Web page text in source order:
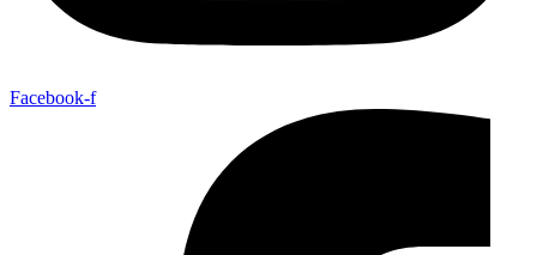
Facebook-f